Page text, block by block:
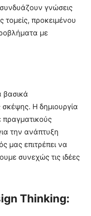
γνώσεις
τομείς, προκειμένου
με
βασικά
σκέψης. Η δημιουργία
πραγματικούς
την ανάπτυξη
μας επιτρέπει να
συνεχώς τις ιδέες
Thinking: